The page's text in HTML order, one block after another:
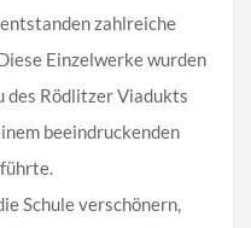
zahlreiche
Einzelwerke wurden
des Rödlitzer Viadukts
beeindruckenden
Schule verschönern,